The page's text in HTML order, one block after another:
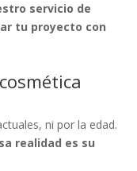
servicio de
tu proyecto con
ni por la edad.
realidad es su